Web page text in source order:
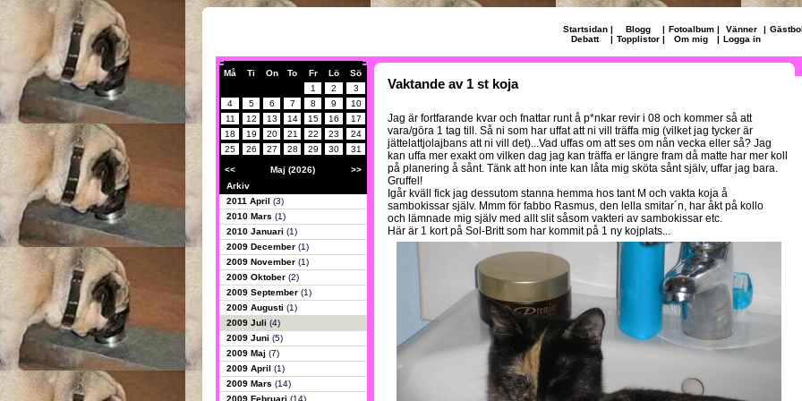
Startsidan | Blogg | Fotoalbum | Vänner |
Debatt
| Topplistor | Om mig | Logga in
Må Ti On To Fr Lö
Sö
1
2
3
4
5 6 7 8 9
10
11
12 13 14 15 16
17
18
19 20 21 22 23
24
25
26 27 28 29 30 31
<< Maj (2026)
>>
Arkiv
2011 April (3)
2010 Mars (1)
2010 Januari (1)
2009 December (1)
2009 November (1)
2009 Oktober (2)
2009 September (1)
2009 Augusti (1)
2009 Juli (4)
2009 Juni (5)
2009 Maj (7)
2009 April (1)
2009 Mars (14)
2009 Februari (14)
Vaktande av 1 st koja
Jag är fortfarande kvar och fnattar runt å p*nkar revir i 08 och kommer så att
vara/göra 1 tag till. Så ni som har uffat att ni vill träffa mig (vilket jag tycker är
jättelattjolajbans att ni vill det)...Vad uffas om att ses om nån vecka eller så? Jag
kan uffa mer exakt om vilken dag jag kan träffa er längre fram då matte har mer koll
på planering å sånt. Tänk att hon inte kan låta mig sköta sånt själv, uffar jag bara.
Gruffel!
Igår kväll fick jag dessutom stanna hemma hos tant M och vakta koja å
sambokissar själv. Mmm för fabbo Rasmus, den lella smitar´n, har åkt på kollo
och lämnade mig själv med allt slit såsom vakteri av sambokissar etc.
Här är 1 kort på Sol-Britt som har kommit på 1 ny kojplats...